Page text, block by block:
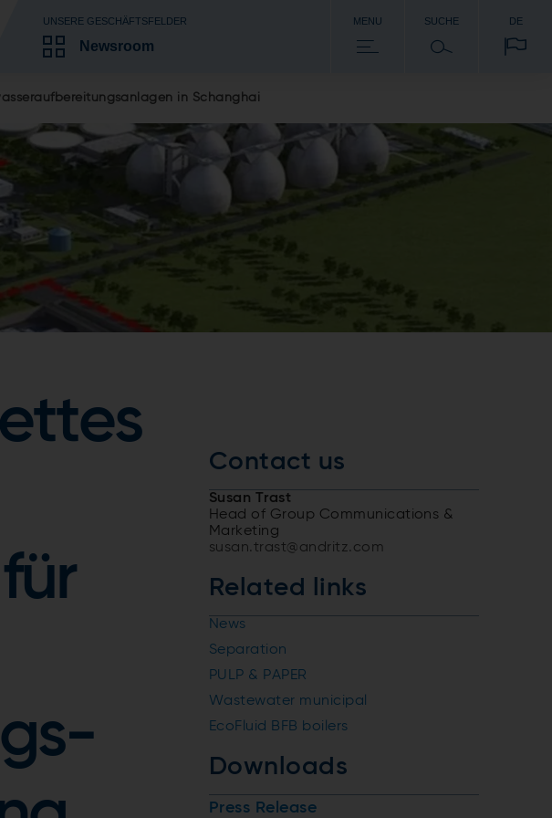
UNSERE GESCHÄFTSFELDER
Newsroom
MENU SUCHE DE
in Schanghai
Contact us
Susan Trast
Head of Group Communications &
Marketing
susan.trast@andritz.com
Related links
News
Separation
PULP & PAPER
Wastewater municipal
EcoFluid BFB boilers
Downloads
Press Release